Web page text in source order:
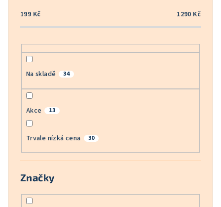
199 Kč 1290 Kč
Na skladě 34
Akce 13
Trvale nízká cena 30
Značky